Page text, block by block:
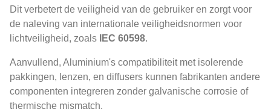
Dit verbetert de veiligheid van de gebruiker en zorgt voor
de naleving van internationale veiligheidsnormen voor
lichtveiligheid, zoals
IEC 60598.
Aanvullend, Aluminium's compatibiliteit met isolerende
pakkingen, lenzen, en diffusers kunnen fabrikanten andere
componenten integreren zonder galvanische corrosie of
thermische mismatch.